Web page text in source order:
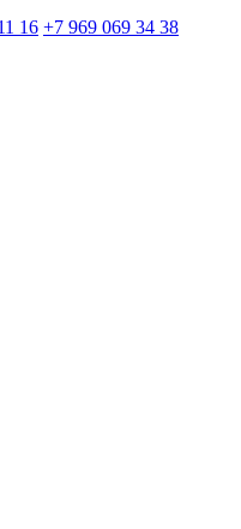
16 +7 969 069 34 38